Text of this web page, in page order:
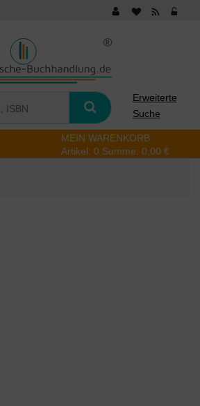
Erweiterte
Suche
MEIN WARENKORB
Artikel: 0 Summe: 0,00 €